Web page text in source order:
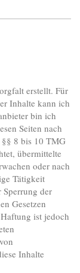
erstellt. Für
Inhalte kann ich
bin ich
Seiten nach
8 bis 10 TMG
übermittelte
oder nach
Tätigkeit
der
Gesetzen
ist jedoch
Inhalte